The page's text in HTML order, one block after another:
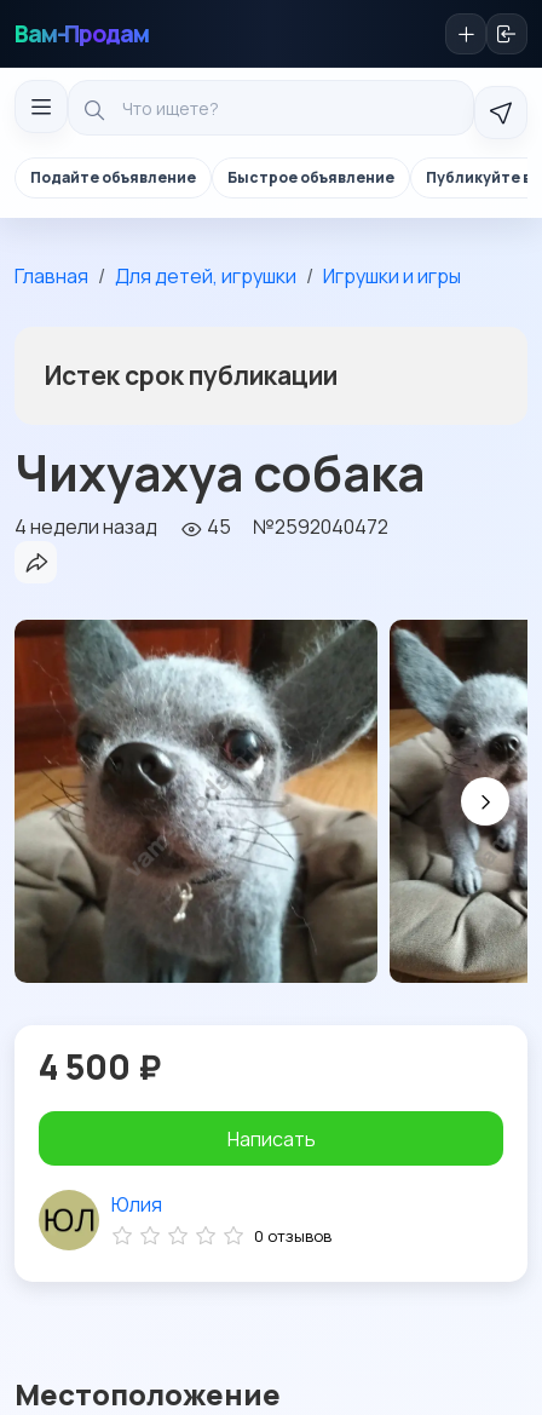
Вам-Продам
Подайте объявление Быстрое объявление Публикуйте в
Главная Для детей, игрушки Игрушки и игры
Истек срок публикации
Чихуахуа собака
4 недели назад 45 №2592040472
Местоположение
4 500 ₽
Написать
Юлия
0 отзывов